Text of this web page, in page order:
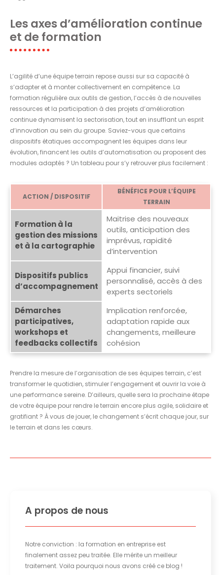
Les axes d’amélioration continue
et de formation
L’agilité d’une équipe terrain repose aussi sur sa capacité à
s’adapter et à monter collectivement en compétence. La
formation régulière aux outils de gestion, l’accès à de nouvelles
ressources et la participation à des projets d’amélioration
continue dynamisent la sectorisation, tout en insufflant un esprit
d’innovation au sein du groupe. Saviez-vous que certains
dispositifs étatiques accompagnent les équipes dans leur
évolution, financent les outils d’automatisation ou proposent des
modules adaptés ? Un tableau pour s’y retrouver plus facilement :
ACTION / DISPOSITIF
BÉNÉFICE POUR L’ÉQUIPE
TERRAIN
Formation à la
gestion des missions
et à la cartographie
Maitrise des nouveaux
outils, anticipation des
imprévus, rapidité
d’intervention
Dispositifs publics
d’accompagnement
Appui financier, suivi
personnalisé, accès à des
experts sectoriels
Démarches
participatives,
workshops et
feedbacks collectifs
Implication renforcée,
adaptation rapide aux
changements, meilleure
cohésion
Prendre la mesure de l’organisation de ses équipes terrain, c’est
transformer le quotidien, stimuler l’engagement et ouvrir la voie à
une performance sereine. D’ailleurs, quelle sera la prochaine étape
de votre équipe pour rendre le terrain encore plus agile, solidaire et
gratifiant ? À vous de jouer, le changement s’écrit chaque jour, sur
le terrain et dans les cœurs.
A propos de nous
Notre conviction : la formation en entreprise est
finalement assez peu traitée. Elle mérite un meilleur
traitement. Voila pourquoi nous avons créé ce blog !